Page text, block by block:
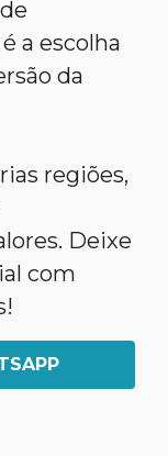
a escolha
da
regiões,
Deixe
com